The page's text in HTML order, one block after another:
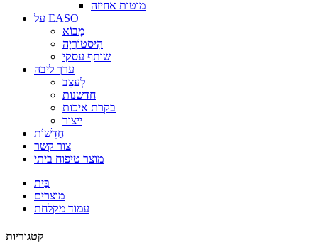
מוטות אחיזה
על EASO
מָבוֹא
הִיסטוֹרִיָה
שותף עסקי
ערך ליבה
לְעַצֵב
חדשנות
בקרת איכות
ייצור
חֲדָשׁוֹת
צור קשר
מוצר טיפוח ביתי
בַּיִת
מוצרים
עמוד מקלחת
קטגוריות